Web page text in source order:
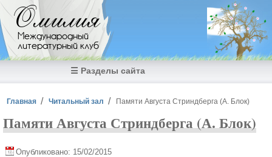
Перейти к основному содержанию
Омилия
Международный
литературный клуб
☰ Разделы сайта
Вы здесь
Главная Читальный зал Памяти Августа Стриндберга (А. Блок)
Памяти Августа Стриндберга (А. Блок)
Опубликовано: 15/02/2015